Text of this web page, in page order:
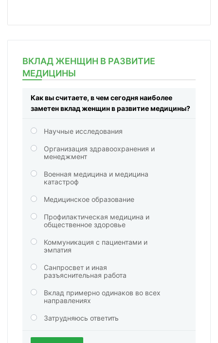
ВКЛАД ЖЕНЩИН В РАЗВИТИЕ
МЕДИЦИНЫ
Как вы считаете, в чем сегодня наиболее
заметен вклад женщин в развитие медицины?
Научные исследования
Организация здравоохранения и
менеджмент
Военная медицина и медицина
катастроф
Медицинское образование
Профилактическая медицина и
общественное здоровье
Коммуникация с пациентами и
эмпатия
Санпросвет и иная
разъяснительная работа
Вклад примерно одинаков во всех
направлениях
Затрудняюсь ответить